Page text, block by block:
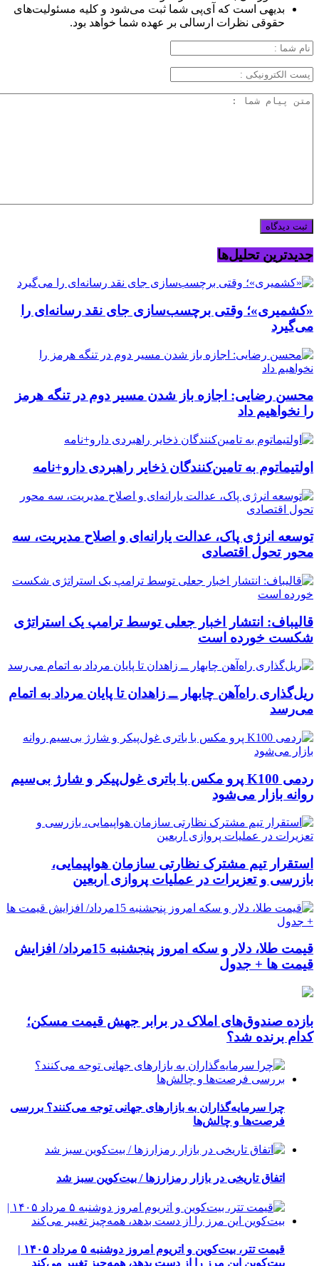
بدیهی است که آی‌پی شما ثبت می‌شود و کلیه مسئولیت‌های
حقوقی نظرات ارسالی بر عهده شما خواهد بود.
جدیدترین تحلیل‌ها
«کشمیری»؛ وقتی برچسب‌سازی جای نقد رسانه‌ای را
می‌گیرد
محسن رضایی: اجازه باز شدن مسیر دوم در تنگه هرمز
را نخواهیم داد
اولتیماتوم به تامین‌کنندگان ذخایر راهبردی دارو+نامه
توسعه انرژی پاک، عدالت یارانه‌ای و اصلاح مدیریت، سه
محور تحول اقتصادی
قالیباف: انتشار اخبار جعلی توسط ترامپ یک استراتژی
شکست خورده است
ریل‌گذاری راه‌آهن چابهار ــ زاهدان تا پایان مرداد به اتمام
می‌رسد
ردمی K100 پرو مکس با باتری غول‌پیکر و شارژ بی‌سیم
روانه بازار می‌شود
استقرار تیم مشترک نظارتی سازمان هواپیمایی،
بازرسی و تعزیرات در عملیات پروازی اربعین
قیمت طلا، دلار و سکه امروز پنجشنبه 15مرداد/ افزایش
قیمت ها + جدول
بازده صندوق‌های املاک در برابر جهش قیمت مسکن؛
کدام برنده شد؟
چرا سرمایه‌گذاران به بازارهای جهانی توجه می‌کنند؟ بررسی
فرصت‌ها و چالش‌ها
اتفاق تاریخی در بازار رمزارزها / بیت‌کوین سبز شد
قیمت تتر، بیت‌کوین و اتریوم امروز دوشنبه ۵ مرداد ۱۴۰۵ |
بیت‌کوین این مرز را از دست بدهد، همه‌چیز تغییر می‌کند